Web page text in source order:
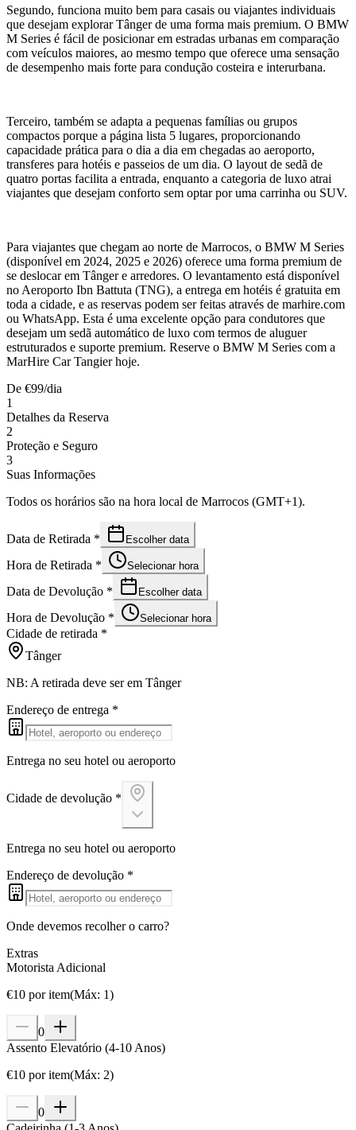
Segundo, funciona muito bem para casais ou viajantes individuais
que desejam explorar Tânger de uma forma mais premium. O BMW
M Series é fácil de posicionar em estradas urbanas em comparação
com veículos maiores, ao mesmo tempo que oferece uma sensação
de desempenho mais forte para condução costeira e interurbana.
Terceiro, também se adapta a pequenas famílias ou grupos
compactos porque a página lista 5 lugares, proporcionando
capacidade prática para o dia a dia em chegadas ao aeroporto,
transferes para hotéis e passeios de um dia. O layout de sedã de
quatro portas facilita a entrada, enquanto a categoria de luxo atrai
viajantes que desejam conforto sem optar por uma carrinha ou SUV.
Para viajantes que chegam ao norte de Marrocos, o BMW M Series
(disponível em 2024, 2025 e 2026) oferece uma forma premium de
se deslocar em Tânger e arredores. O levantamento está disponível
no Aeroporto Ibn Battuta (TNG), a entrega em hotéis é gratuita em
toda a cidade, e as reservas podem ser feitas através de marhire.com
ou WhatsApp. Esta é uma excelente opção para condutores que
desejam um sedã automático de luxo com termos de aluguer
estruturados e suporte premium. Reserve o BMW M Series com a
MarHire Car Tangier hoje.
De €99/dia
1
Detalhes da Reserva
2
Proteção e Seguro
3
Suas Informações
Todos os horários são na hora local de Marrocos (GMT+1).
Data de Retirada * Escolher data
Hora de Retirada * Selecionar hora
Data de Devolução * Escolher data
Hora de Devolução * Selecionar hora
Cidade de retirada *
Tânger
NB: A retirada deve ser em Tânger
Endereço de entrega *
Entrega no seu hotel ou aeroporto
Cidade de devolução *
Entrega no seu hotel ou aeroporto
Endereço de devolução *
Onde devemos recolher o carro?
Extras
Motorista Adicional
€10 por item(Máx: 1)
0
Assento Elevatório (4-10 Anos)
€10 por item(Máx: 2)
0